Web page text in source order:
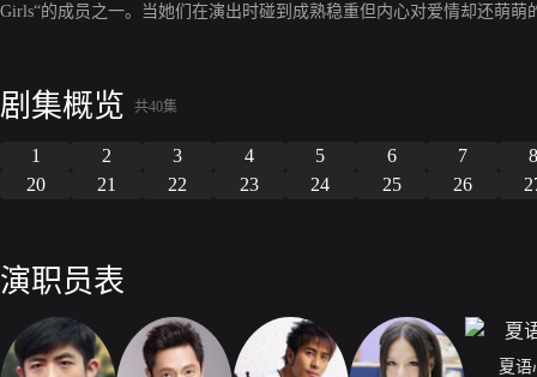
Girls“的成员之一。当她们在演出时碰到成熟稳重但内心对爱情却还萌
剧集概览 共40集
1 2 3 4 5 6 7
20
21 22 23 24 25 26
演职员表
夏语